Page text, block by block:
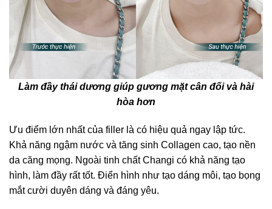
Làm đầy thái dương giúp gương mặt cân đối và hài
hòa hơn
Ưu điểm lớn nhất của filler là có hiệu quả ngay lập tức.
Khả năng ngậm nước và tăng sinh Collagen cao, tạo nền
da căng mọng. Ngoài tinh chất Changi có khả năng tạo
hình, làm đầy rất tốt. Điển hình như tạo dáng môi, tạo bọng
mắt cười duyên dáng và đáng yêu.